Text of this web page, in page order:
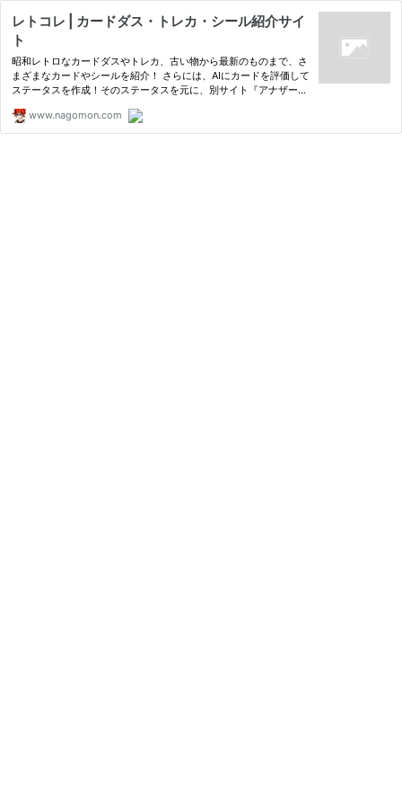
レトコレ | カードダス・トレカ・シール紹介サイ
ト
昭和レトロなカードダスやトレカ、古い物から最新のものまで、さ
まざまなカードやシールを紹介！ さらには、AIにカードを評価して
ステータスを作成！そのステータスを元に、別サイト『アナザーワ
www.nagomon.com